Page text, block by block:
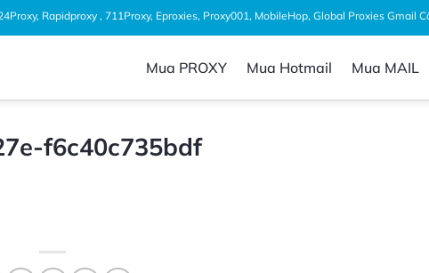
Rapidproxy , 711Proxy, Eproxies, Proxy001, MobileHop, Global Proxies Gmail
Mua PROXY Mua Hotmail Mua MAIL
f6c40c735bdf